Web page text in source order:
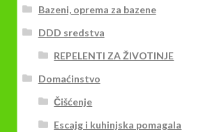
Bazeni, oprema za bazene
DDD sredstva
REPELENTI ZA ŽIVOTINJE
Domaćinstvo
Čišćenje
Escajg i kuhinjska pomagala